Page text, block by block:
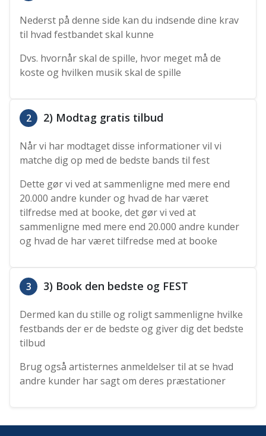
Nederst på denne side kan du indsende dine krav
til hvad festbandet skal kunne
Dvs. hvornår skal de spille, hvor meget må de
koste og hvilken musik skal de spille
2 2) Modtag gratis tilbud
Når vi har modtaget disse informationer vil vi
matche dig op med de bedste bands til fest
Dette gør vi ved at sammenligne med mere end
20.000 andre kunder og hvad de har været
tilfredse med at booke, det gør vi ved at
sammenligne med mere end 20.000 andre kunder
og hvad de har været tilfredse med at booke
3 3) Book den bedste og FEST
Dermed kan du stille og roligt sammenligne hvilke
festbands der er de bedste og giver dig det bedste
tilbud
Brug også artisternes anmeldelser til at se hvad
andre kunder har sagt om deres præstationer